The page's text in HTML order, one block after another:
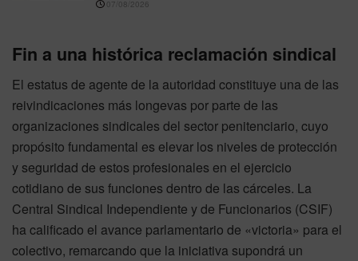
07/08/2026
Fin a una histórica reclamación sindical
El estatus de agente de la autoridad constituye una de las
reivindicaciones más longevas por parte de las
organizaciones sindicales del sector penitenciario, cuyo
propósito fundamental es elevar los niveles de protección
y seguridad de estos profesionales en el ejercicio
cotidiano de sus funciones dentro de las cárceles. La
Central Sindical Independiente y de Funcionarios (CSIF)
ha calificado el avance parlamentario de «victoria» para el
colectivo, remarcando que la iniciativa supondrá un